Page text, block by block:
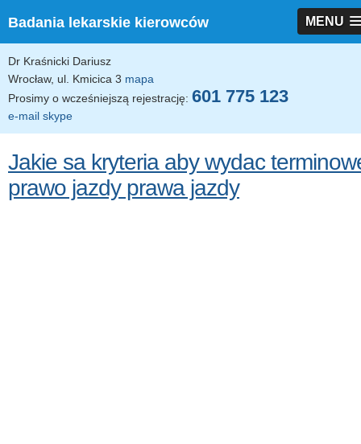
Badania lekarskie kierowców MENU
Dr Kraśnicki Dariusz
Wrocław, ul. Kmicica 3 mapa
Prosimy o wcześniejszą rejestrację: 601 775 123
e-mail skype
Jakie sa kryteria aby wydac
prawo jazdy prawa jazdy